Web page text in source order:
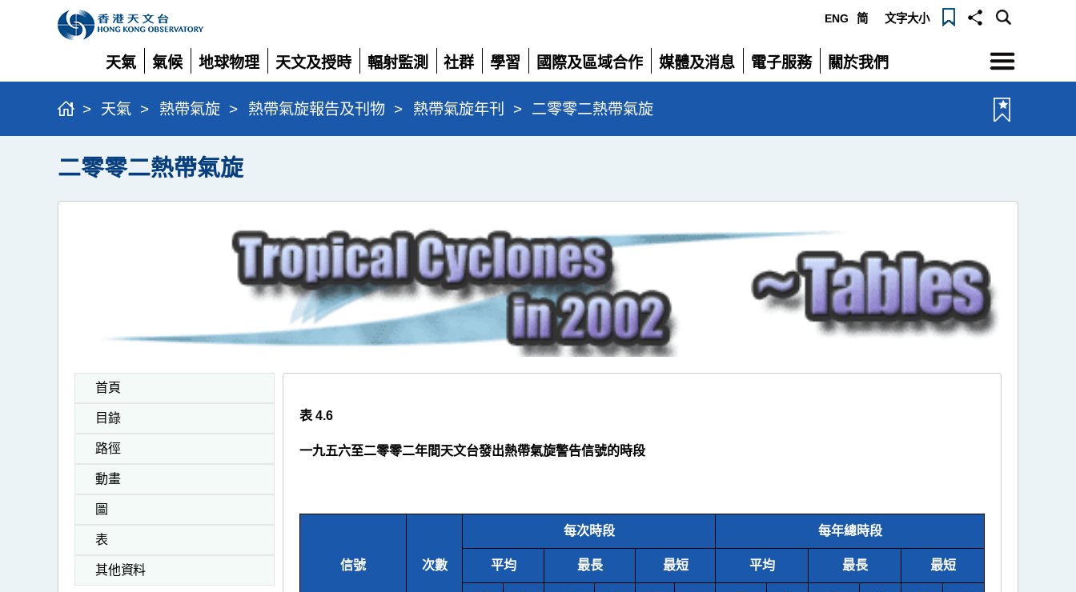
ENG 简 文字大小
天氣
展
開
氣候
展
開
地球物理
展
開
天文及授時
展
開
輻射監測
展
開
社群
展
開
學習
展
開
國際及區域合作
展
開
媒體及消息
展
電子服務
展
關於我們
展
選
單
> 天氣 > 熱帶氣旋 > 熱帶氣旋報告及刊物 > 熱帶氣旋年刊 > 二零零二熱帶氣旋
二零零二熱帶氣旋
首頁
目錄
路徑
動畫
圖
表
其他資料
表 4.6
一九五六至二零零二年間天文台發出熱帶氣旋警告信號的時段
信號 次數
每次時段 每年總時段
平均 最長 最短 平均 最長 最短